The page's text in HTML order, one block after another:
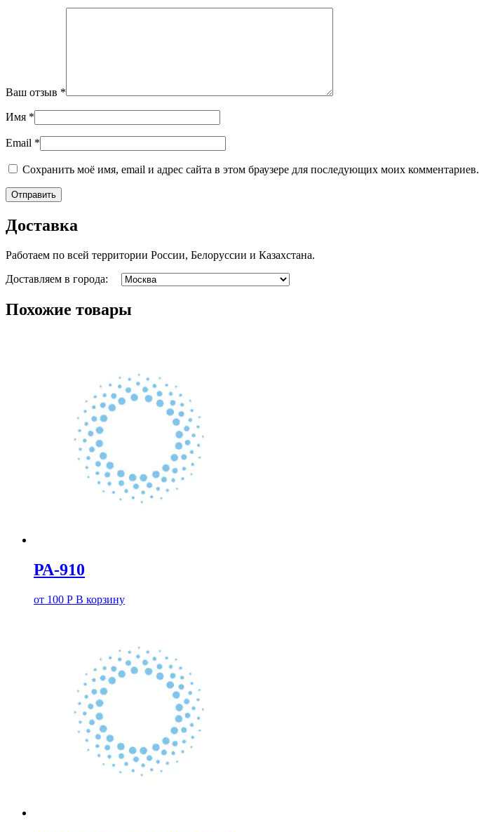
Ваш отзыв *
Имя *
Email *
Сохранить моё имя, email и адрес сайта в этом браузере для последующих моих комментариев.
Доставка
Работаем по всей территории России, Белоруссии и Казахстана.
Доставляем в города:
Похожие товары
РА-910
от 100 Р В корзину